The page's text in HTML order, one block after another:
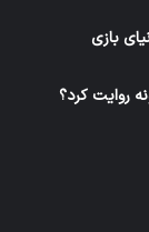
بازی
روایت کرد؟